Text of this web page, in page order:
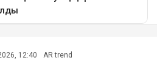
12:40 AR trend